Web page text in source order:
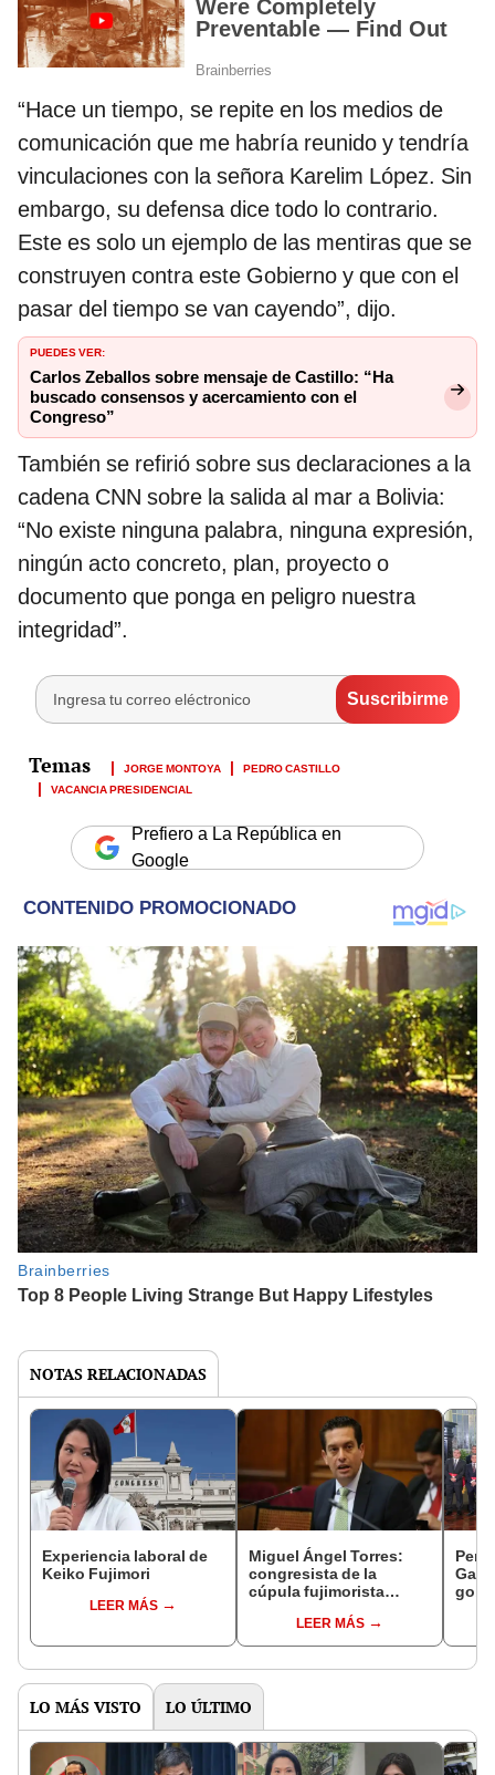
“Hace un tiempo, se repite en los medios de
comunicación que me habría reunido y tendría
vinculaciones con la señora Karelim López. Sin
embargo, su defensa dice todo lo contrario.
Este es solo un ejemplo de las mentiras que se
construyen contra este Gobierno y que con el
pasar del tiempo se van cayendo”, dijo.
PUEDES VER:
Carlos Zeballos sobre mensaje de Castillo: “Ha
buscado consensos y acercamiento con el
Congreso”
También se refirió sobre sus declaraciones a la
cadena CNN sobre la salida al mar a Bolivia:
“No existe ninguna palabra, ninguna expresión,
ningún acto concreto, plan, proyecto o
documento que ponga en peligro nuestra
integridad”.
JORGE MONTOYA
PEDRO CASTILLO
VACANCIA PRESIDENCIAL
Prefiero a La República en
Google
NOTAS RELACIONADAS
Experiencia laboral de
Keiko Fujimori
LEER MÁS
Miguel Ángel Torres:
congresista de la
cúpula fujimorista
del SenadoLEER MÁS
LO MÁS VISTO LO ÚLTIMO